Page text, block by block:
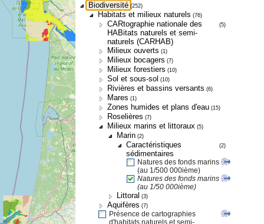
Biodiversité (252)
Habitats et milieux naturels (76)
CARtographie nationale des
HABitats naturels et semi-
naturels (CARHAB)
(5)
Milieux ouverts (1)
Milieux bocagers (7)
Milieux forestiers (10)
Sol et sous-sol (10)
Rivières et bassins versants (6)
Mares (1)
Zones humides et plans d'eau (15)
Roselières (7)
Milieux marins et littoraux (5)
Marin (2)
Caractéristiques
sédimentaires
(2)
Natures des fonds marins
(au 1/500 000ième)
Natures des fonds marins
(au 1/50 000ième)
Littoral (3)
Aquifères (7)
Présence de cartographies
d'habitats naturels et semi-